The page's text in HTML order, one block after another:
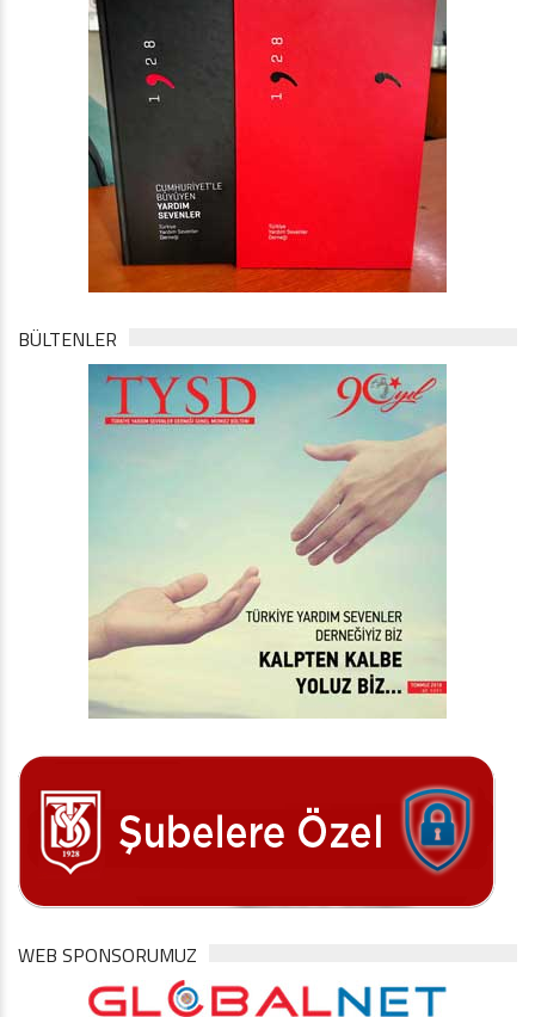
BÜLTENLER
WEB SPONSORUMUZ